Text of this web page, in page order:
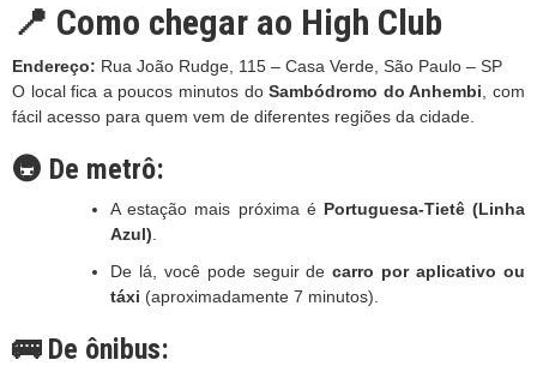
📍 Como chegar ao High Club
Endereço: Rua João Rudge, 115 – Casa Verde, São Paulo – SP
O local fica a poucos minutos doSambódromo do Anhembi , com
fácil acesso para quem vem de diferentes regiões da cidade.
🚇 De metrô:
A estação mais próxima é Portuguesa-Tietê (Linha
Azul)
De lá, você pode seguir decarro por aplicativo ou
táxi (aproximadamente 7 minutos).
🚌 De ônibus: